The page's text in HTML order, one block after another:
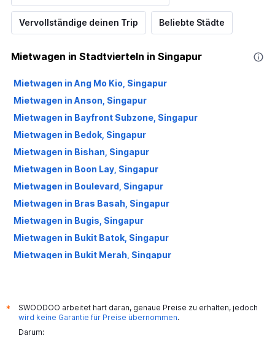
Vervollständige deinen Trip Beliebte Städte
Mietwagen in Stadtvierteln in Singapur
Mietwagen in Ang Mo Kio, Singapur
Mietwagen in Anson, Singapur
Mietwagen in Bayfront Subzone, Singapur
Mietwagen in Bedok, Singapur
Mietwagen in Bishan, Singapur
Mietwagen in Boon Lay, Singapur
Mietwagen in Boulevard, Singapur
Mietwagen in Bras Basah, Singapur
Mietwagen in Bugis, Singapur
Mietwagen in Bukit Batok, Singapur
Mietwagen in Bukit Merah, Singapur
Mietwagen in Cairnhill, Singapur
Mietwagen in Cecil, Singapur
*
SWOODOO arbeitet hart daran, genaue Preise zu erhalten, jedoch
wird keine Garantie für Preise übernommen.
Darum: